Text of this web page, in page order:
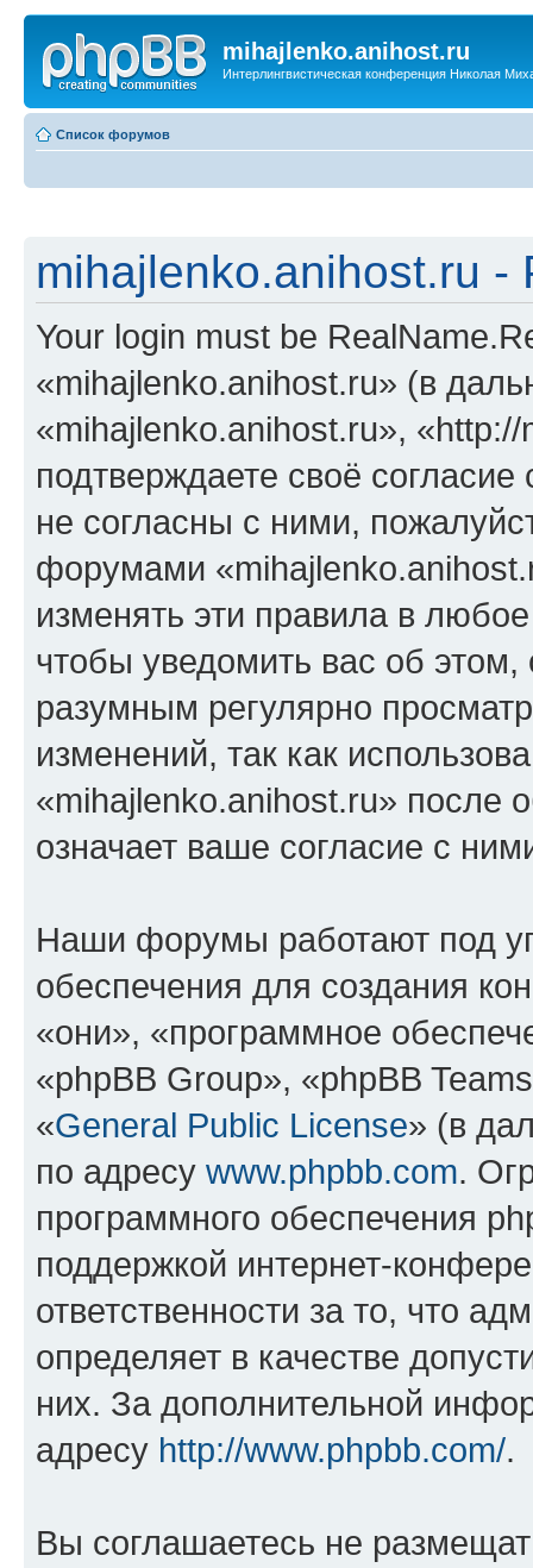
mihajlenko.anihost.ru
Интерлингвистическая конференция Николая
Список форумов
mihajlenko.anihost.ru -
Your login must be
«mihajlenko.anihost.ru» (в
«mihajlenko.anihost.ru»,
подтверждаете своё
не согласны с ними,
форумами
изменять эти правила в
чтобы уведомить вас об
разумным регулярно
изменений, так как
«mihajlenko.anihost.ru» после
означает ваше согласие с
Наши форумы работают под
обеспечения для создания
«они», «программное
«phpBB Group», «phpBB
«General Public License» (в
по адресу www.phpbb.com.
программного обеспечения
поддержкой интернет-
ответственности за то, что
определяет в качестве
них. За дополнительной
адресу http://www.phpbb.com/.
Вы соглашаетесь не